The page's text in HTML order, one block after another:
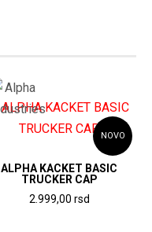
NOVO
ALPHA KACKET BASIC
TRUCKER CAP
2.999,00 rsd